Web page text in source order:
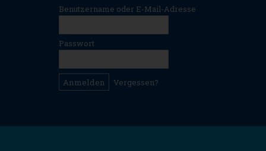
Benutzername oder E-Mail-Adresse
Passwort
Vergessen?